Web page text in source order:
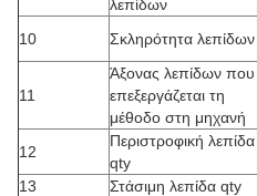
λεπίδων
10 Σκληρότητα λεπίδων
11
Άξονας λεπίδων που
επεξεργάζεται τη
μέθοδο στη μηχανή
12
Περιστροφική λεπίδα
qty
13
Στάσιμη λεπίδα qty